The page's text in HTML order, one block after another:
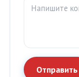
Отправить